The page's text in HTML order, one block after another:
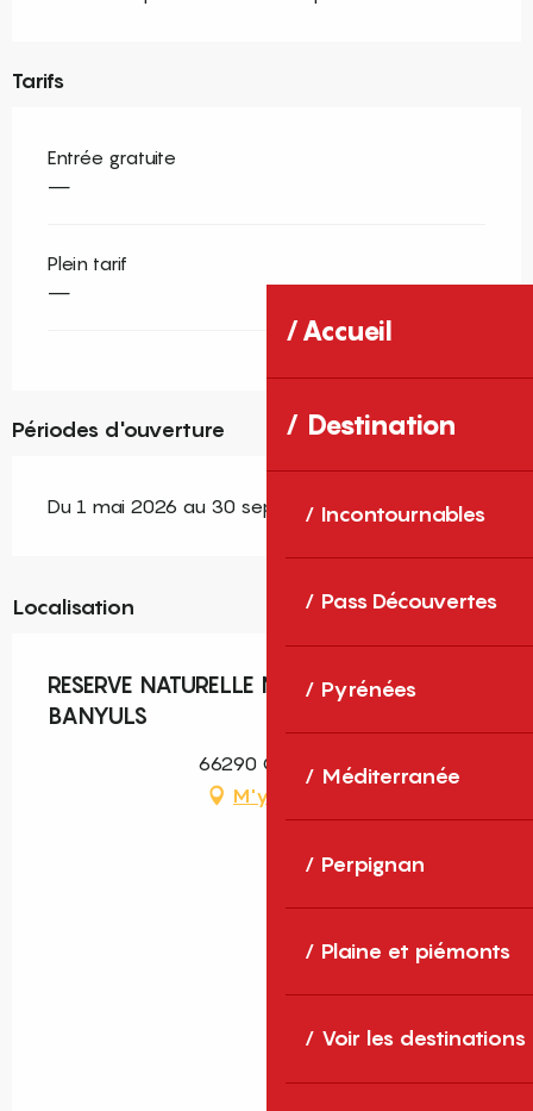
Accueil
Destination
Incontournables
Pass Découvertes
Pyrénées
Méditerranée
Perpignan
Plaine et piémonts
Voir les destinations
Tarifs
Entrée gratuite
—
Plein tarif
—
Périodes d'ouverture
Du 1 mai 2026 au 30 septembre 2026
Localisation
RESERVE NATURELLE MARINE DE CERBERE-
BANYULS
66290 Cerbère
M'y rendre